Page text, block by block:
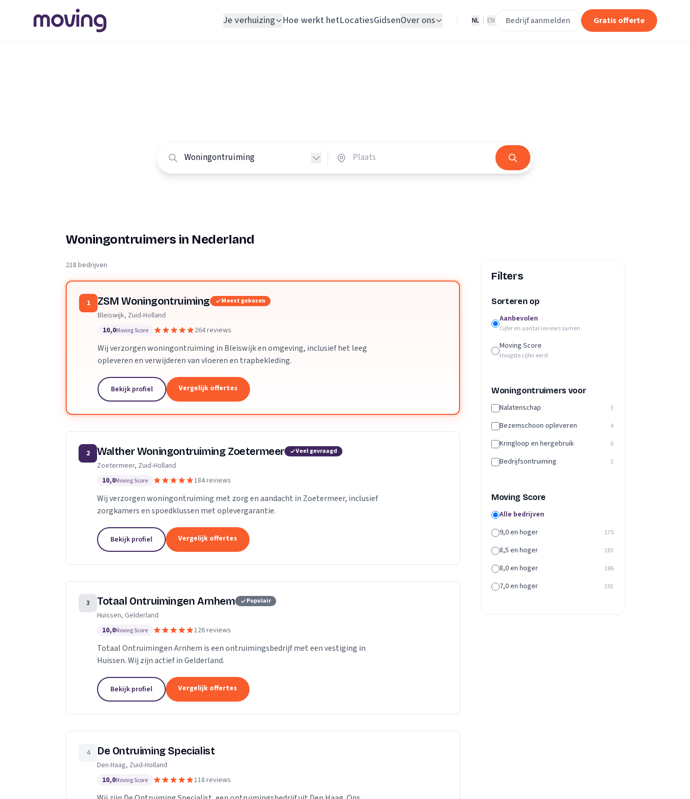
Je verhuizing
Loodgieter
Slotenmaker
Verhuisplanner
Hoe werkt hetLocatiesGidsenOver ons NL EN Bedrijf aanmelden Gratis offerte
Woningontruimers in Nederland
218 bedrijven
1 ZSM Woningontruiming Meest gekozen
Bleiswijk, Zuid-Holland
10,0Moving Score 264 reviews
Wij verzorgen woningontruiming in Bleiswijk en omgeving, inclusief het leeg
opleveren en verwijderen van vloeren en trapbekleding.
Bekijk profiel Vergelijk offertes
2 Walther Woningontruiming Zoetermeer Veel gevraagd
Zoetermeer, Zuid-Holland
10,0Moving Score 184 reviews
Wij verzorgen woningontruiming met zorg en aandacht in Zoetermeer, inclusief
zorgkamers en spoedklussen met oplevergarantie.
Bekijk profiel Vergelijk offertes
3 Totaal Ontruimingen Arnhem Populair
Huissen, Gelderland
10,0Moving Score 126 reviews
Totaal Ontruimingen Arnhem is een ontruimingsbedrijf met een vestiging in
Huissen. Wij zijn actief in Gelderland.
Bekijk profiel Vergelijk offertes
4 De Ontruiming Specialist
Den Haag, Zuid-Holland
10,0Moving Score 118 reviews
Filters
Sorteren op
Aanbevolen
Cijfer en aantal reviews samen
Moving Score
Hoogste cijfer eerst
Woningontruimers voor
Nalatenschap 3
Bezemschoon opleveren 4
Kringloop en hergebruik 6
Bedrijfsontruiming 3
Moving Score
Alle bedrijven
9,0 en hoger
175
8,5 en hoger 181
8,0 en hoger 186
7,0 en hoger 192